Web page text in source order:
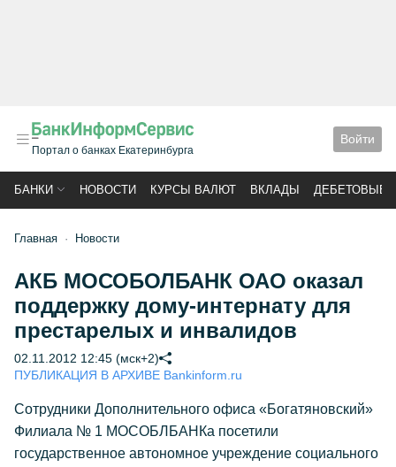
Портал о банках Екатеринбурга
Войти
БАНКИ НОВОСТИ КУРСЫ ВАЛЮТ ВКЛАДЫ ДЕБЕТОВЫЕ
Главная Новости
АКБ МОСОБОЛБАНК ОАО оказал
поддержку дому-интернату для
престарелых и инвалидов
02.11.2012 12:45 (мск+2)
ПУБЛИКАЦИЯ В АРХИВЕ Bankinform.ru
Сотрудники Дополнительного офиса «Богатяновский»
Филиала № 1 МОСОБЛБАНКа посетили
государственное автономное учреждение социального